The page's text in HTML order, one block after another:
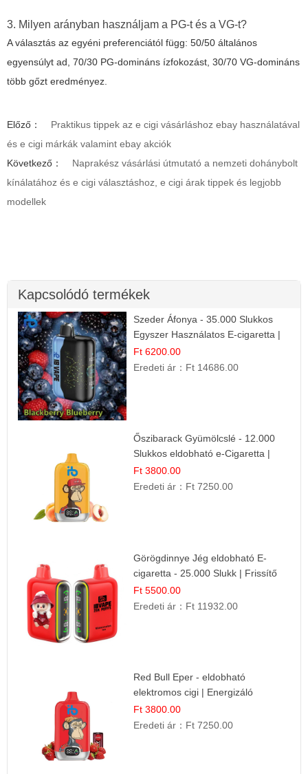
3. Milyen arányban használjam a PG-t és a VG-t?
A választás az egyéni preferenciától függ: 50/50 általános
egyensúlyt ad, 70/30 PG-domináns ízfokozást, 30/70 VG-domináns
több gőzt eredményez.
Előző：
Praktikus tippek az e cigi vásárláshoz ebay használatával
és e cigi márkák valamint ebay akciók
Következő：
Naprakész vásárlási útmutató a nemzeti dohánybolt
kínálatához és e cigi választáshoz, e cigi árak tippek és legjobb
modellek
Kapcsolódó termékek
Szeder Áfonya - 35.000 Slukkos
Egyszer Használatos E-cigaretta |
Prémium Ízélmény
Ft 6200.00
Eredeti ár： Ft 14686.00
Őszibarack Gyümölcslé - 12.000
Slukkos eldobható e-Cigaretta |
Friss Gyümölcs Íz
Ft 3800.00
Eredeti ár： Ft 7250.00
Görögdinnye Jég eldobható E-
cigaretta - 25.000 Slukk | Frissítő
Nyári Íz
Ft 5500.00
Eredeti ár： Ft 11932.00
Red Bull Eper - eldobható
elektromos cigi | Energizáló
Gyümölcs Íz
Ft 3800.00
Eredeti ár： Ft 7250.00